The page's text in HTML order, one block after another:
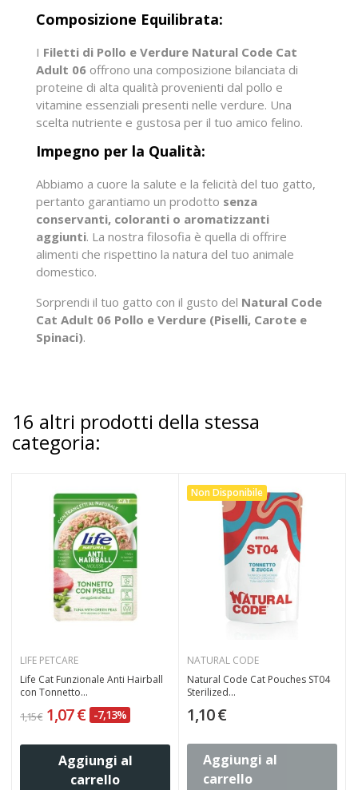
Composizione Equilibrata:
I Filetti di Pollo e Verdure Natural Code Cat
Adult 06 offrono una composizione bilanciata di
proteine di alta qualità provenienti dal pollo e
vitamine essenziali presenti nelle verdure. Una
scelta nutriente e gustosa per il tuo amico felino.
Impegno per la Qualità:
Abbiamo a cuore la salute e la felicità del tuo gatto,
pertanto garantiamo un prodotto senza
conservanti, coloranti o aromatizzanti
aggiunti. La nostra filosofia è quella di offrire
alimenti che rispettino la natura del tuo animale
domestico.
Sorprendi il tuo gatto con il gusto del Natural Code
Cat Adult 06 Pollo e Verdure (Piselli, Carote e
Spinaci).
16 altri prodotti della stessa
categoria:
LIFE PETCARE
Life Cat Funzionale Anti Hairball
con Tonnetto...
1,15 € 1,07 € -7,13%
Aggiungi al
carrello
Non Disponibile
NATURAL CODE
Natural Code Cat Pouches ST04
Sterilized...
1,10 €
Aggiungi al
carrello